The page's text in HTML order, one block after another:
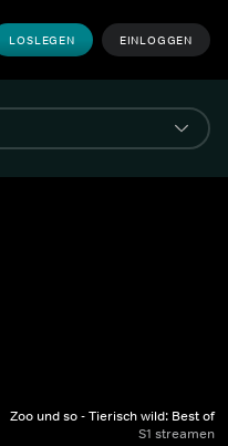
LOSLEGEN EINLOGGEN
Zoo und so - Tierisch wild: Best of
S1 streamen